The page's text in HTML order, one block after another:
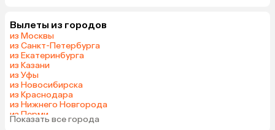
Вылеты из городов
из Москвы
из Санкт-Петербурга
из Екатеринбурга
из Казани
из Уфы
из Новосибирска
из Краснодара
из Нижнего Новгорода
из Перми
из Сочи
Показать все города